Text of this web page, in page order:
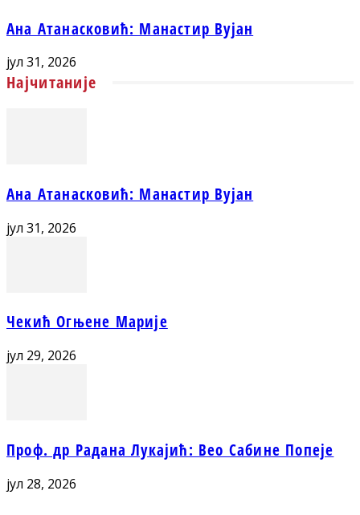
Ана Атанасковић: Манастир Вујан
јул 31, 2026
Најчитаније
Ана Атанасковић: Манастир Вујан
јул 31, 2026
Чекић Огњене Марије
јул 29, 2026
Проф. др Радана Лукајић: Вео Сабине Попеје
јул 28, 2026